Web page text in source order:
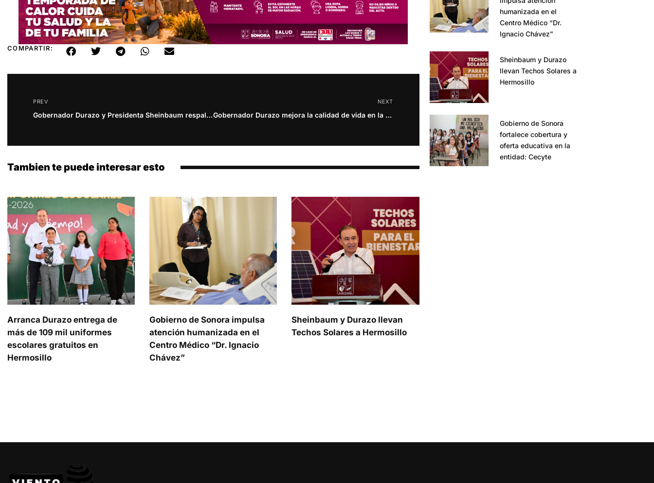
COMPARTIR:
PREV
Gobernador Durazo y Presidenta Sheinbaum respaldan al sector pesquero
NEXT
Gobernador Durazo mejora la calidad de vida en la Sierra Alta
Tambien te puede interesar esto
Arranca Durazo entrega de
más de 109 mil uniformes
escolares gratuitos en
Hermosillo
Gobierno de Sonora impulsa
atención humanizada en el
Centro Médico “Dr. Ignacio
Chávez”
Sheinbaum y Durazo llevan
Techos Solares a Hermosillo
humanizada en el
Centro Médico “Dr.
Ignacio Chávez”
Sheinbaum y Durazo
llevan Techos Solares a
Hermosillo
Gobierno de Sonora
fortalece cobertura y
oferta educativa en la
entidad: Cecyte